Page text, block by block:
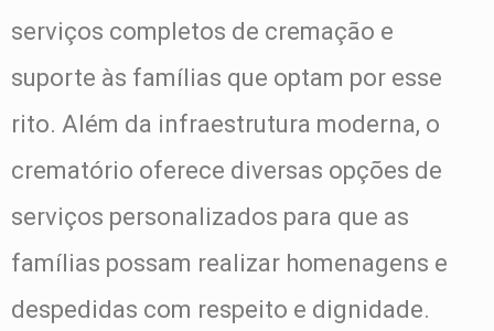
serviços completos de cremação e
suporte às famílias que optam por esse
rito. Além da infraestrutura moderna, o
crematório oferece diversas opções de
serviços personalizados para que as
famílias possam realizar homenagens e
despedidas com respeito e dignidade.